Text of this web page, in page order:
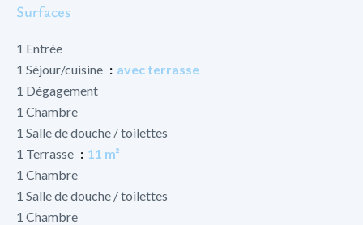
Surfaces
1 Entrée
1 Séjour/cuisine
avec terrasse
1 Dégagement
1 Chambre
1 Salle de douche / toilettes
1 Terrasse
11 m²
1 Chambre
1 Salle de douche / toilettes
1 Chambre